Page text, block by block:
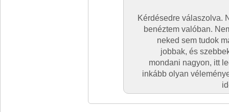
Kérdésedre válaszolva.
benéztem valóban.
neked sem tudok
jobbak, és
mondani nagyon, itt
inkább olyan